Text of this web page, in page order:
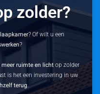
zolder?
? Of wilt u een
?
meer ruimte en licht op zolder
is het een investering in uw
terug